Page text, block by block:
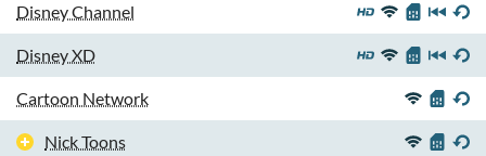
Disney Channel
Disney XD
Cartoon Network
Nick Toons